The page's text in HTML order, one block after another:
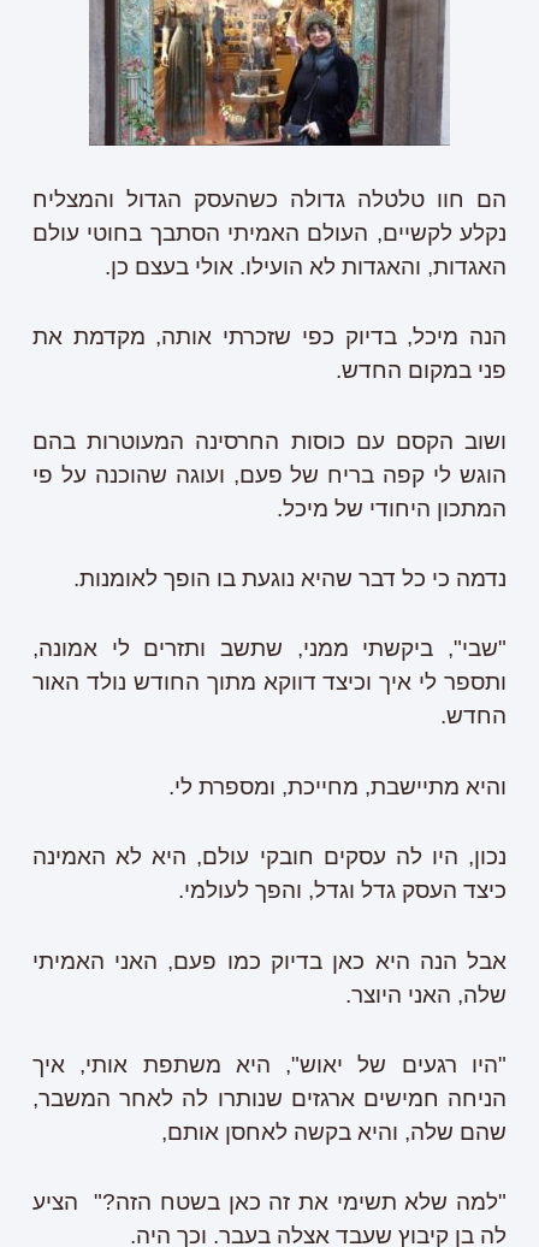
הם חוו טלטלה גדולה כשהעסק הגדול והמצליח
נקלע לקשיים, העולם האמיתי הסתבך בחוטי עולם
האגדות, והאגדות לא הועילו. אולי בעצם כן.
הנה מיכל, בדיוק כפי שזכרתי אותה, מקדמת את
פני במקום החדש.
ושוב הקסם עם כוסות החרסינה המעוטרות בהם
הוגש לי קפה בריח של פעם, ועוגה שהוכנה על פי
המתכון היחודי של מיכל.
נדמה כי כל דבר שהיא נוגעת בו הופך לאומנות.
"שבי", ביקשתי ממני, שתשב ותזרים לי אמונה,
ותספר לי איך וכיצד דווקא מתוך החודש נולד האור
החדש.
והיא מתיישבת, מחייכת, ומספרת לי.
נכון, היו לה עסקים חובקי עולם, היא לא האמינה
כיצד העסק גדל וגדל, והפך לעולמי.
אבל הנה היא כאן בדיוק כמו פעם, האני האמיתי
שלה, האני היוצר.
"היו רגעים של יאוש", היא משתפת אותי, איך
הניחה חמישים ארגזים שנותרו לה לאחר המשבר,
שהם שלה, והיא בקשה לאחסן אותם,
"למה שלא תשימי את זה כאן בשטח הזה?" הציע
לה בן קיבוץ שעבד אצלה בעבר. וכך היה.